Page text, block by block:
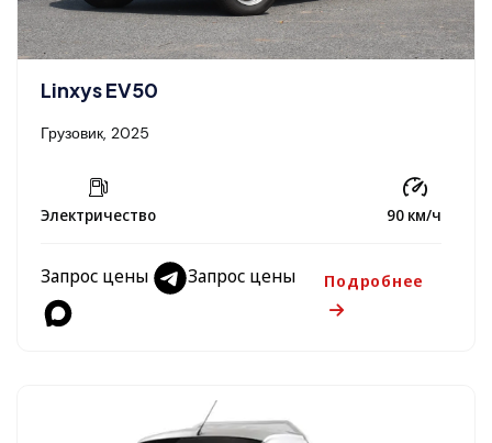
Linxys EV50
Грузовик, 2025
Электричество 90 км/ч
Запрос цены Запрос цены Подробнее